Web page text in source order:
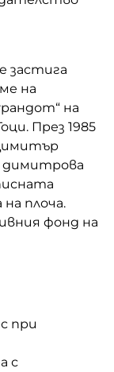
застига
на
на
През 1985
димитрова
плоча.
фонд на
при
с